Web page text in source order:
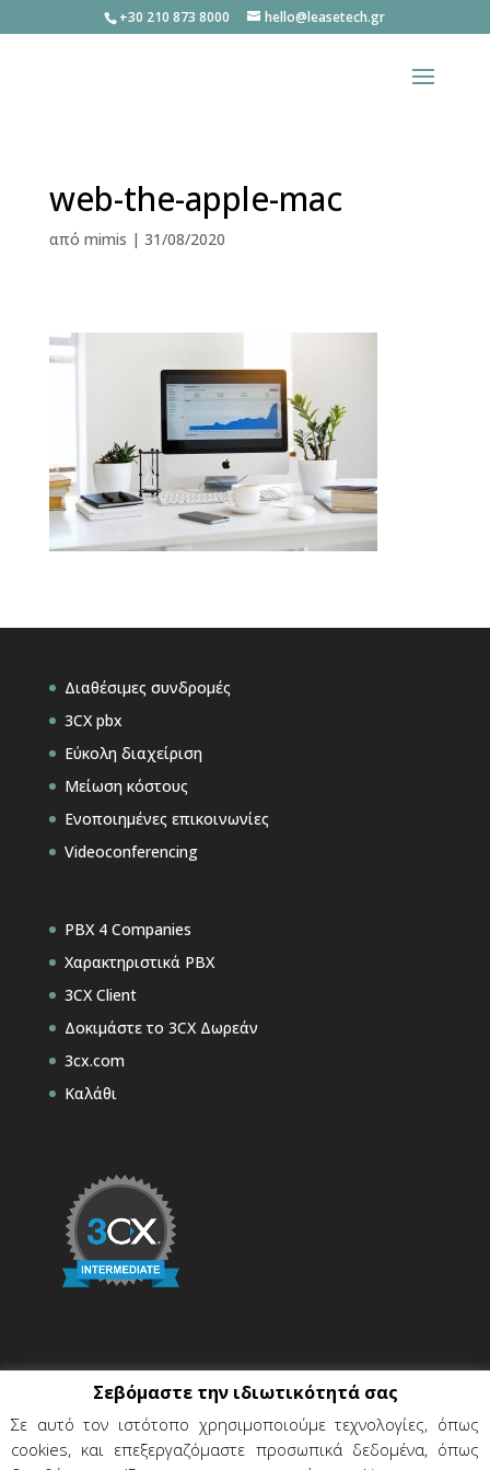
+30 210 873 8000 hello@leasetech.gr
web-the-apple-mac
από mimis | 31/08/2020
Διαθέσιμες συνδρομές
3CX pbx
Εύκολη διαχείριση
Μείωση κόστους
Ενοποιημένες επικοινωνίες
Videoconferencing
PBX 4 Companies
Χαρακτηριστικά PBX
3CX Client
Δοκιμάστε το 3CX Δωρεάν
3cx.com
Καλάθι
Σεβόμαστε την ιδιωτικότητά σας
Σε αυτό τον ιστότοπο χρησιμοποιούμε τεχνολογίες, όπως
cookies, και επεξεργαζόμαστε προσωπικά δεδομένα, όπως